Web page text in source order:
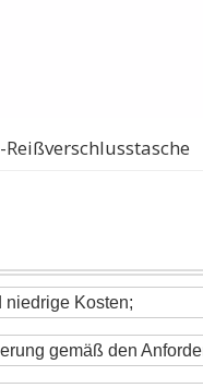
Reißverschlusstasche
Kosten;
gemäß den